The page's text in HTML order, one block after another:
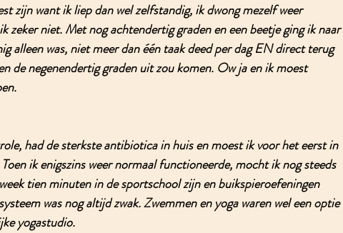
zijn want ik liep dan wel zelfstandig, ik dwong mezelf weer
zeker niet. Met nog achtendertig graden en een beetje ging ik naar
alleen was, niet meer dan één taak deed per dag EN direct terug
de negenendertig graden uit zou komen. Ow ja en ik moest
had de sterkste antibiotica in huis en moest ik voor het eerst in
ik enigszins weer normaal functioneerde, mocht ik nog steeds
tien minuten in de sportschool zijn en buikspieroefeningen
was nog altijd zwak. Zwemmen en yoga waren wel een optie
yogastudio.